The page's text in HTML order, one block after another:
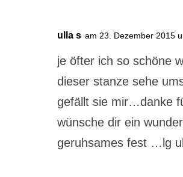
ulla s am 23. Dezember 2015
je öfter ich so schöne
dieser stanze sehe
gefällt sie mir…danke
wünsche dir ein
geruhsames fest …lg